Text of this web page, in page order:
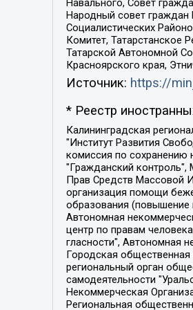
Навального, Совет
Народный совет граждан
Социалистических
Комитет, Татарстанское
Татарской Автономной
Красноярского края,
Источник: https://
* Реестр
Калининградская региональная общественная организация "Экозащита!-Женсовет", Фонд содействия защите прав и свобод граждан "Общественный вердикт", Фонд "Институт Развития Свободы Информации", Частное учреждение "Информационное агентство МЕМО. РУ", Региональная общественная организация "Общественная комиссия по сохранению наследия академика Сахарова", Фонд поддержки свободы прессы, Санкт-Петербургская общественная правозащитная организация "Гражданский контроль", Межрегиональная общественная организация "Информационно-просветительский центр "Мемориал", Региональный Фонд "Центр Защиты Прав Средств Массовой Информации", с 05.12.2023 Фонд "Центр Защиты Прав Средств массовой информации", Региональная общественная благотворительная организация помощи беженцам и мигрантам "Гражданское содействие", Негосударственное образовательное учреждение дополнительного профессионального образования (повышение квалификации) специалистов "АКАДЕМИЯ ПО ПРАВАМ ЧЕЛОВЕКА", Свердловская региональная общественная организация "Сутяжник", Автономная некоммерческая организация "Центр независимых социологических исследований", Союз общественных объединений "Российский исследовательский центр по правам человека", Региональное общественное учреждение научно-информационный центр "МЕМОРИАЛ", Некоммерческая организация "Фонд защиты гласности", Автономная некоммерческая организация "Институт прав человека", Городская общественная организация "Екатеринбургское общество "МЕМОРИАЛ", Городская общественная